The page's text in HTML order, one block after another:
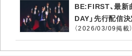
BE:FIRST、最
DAY」先行配信決
（2026/03/09掲載）